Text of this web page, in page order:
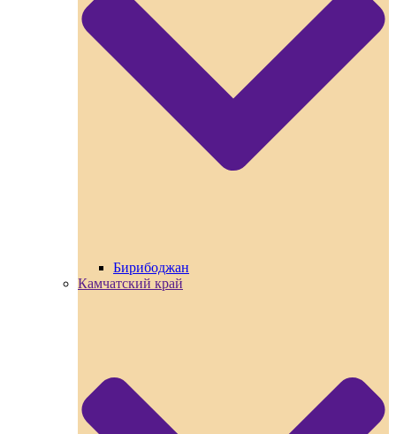
Бирибоджан
Камчатский край